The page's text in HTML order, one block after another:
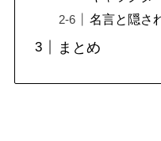
名言と隠さ
まとめ